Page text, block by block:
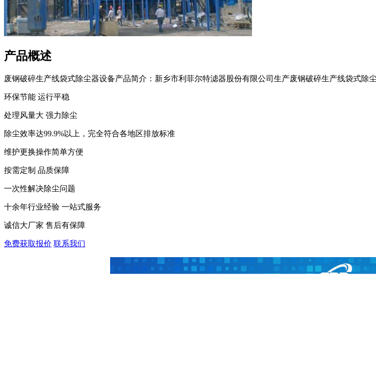
产品概述
废钢破碎生产线袋式除尘器设备产品简介：新乡市利菲尔特滤器股份有限公司生产废钢破碎生产线袋式除
环保节能 运行平稳
处理风量大 强力除尘
除尘效率达99.9%以上，完全符合各地区排放标准
维护更换操作简单方便
按需定制 品质保障
一次性解决除尘问题
十余年行业经验 一站式服务
诚信大厂家 售后有保障
免费获取报价 联系我们